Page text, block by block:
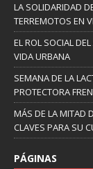
LA SOLIDARIDAD
TERREMOTOS EN
EL ROL SOCIAL
VIDA URBANA
SEMANA DE LA
PROTECTORA
MÁS DE LA MITAD
CLAVES PARA SU
PÁGINAS